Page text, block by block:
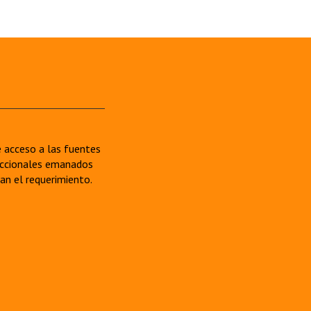
acceso a las fuentes
emanados
el requerimiento.